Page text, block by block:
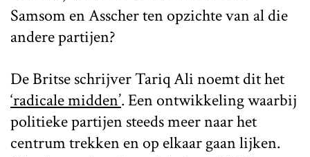
Samsom en Asscher ten opzichte van al die
andere partijen?
De Britse schrijver Tariq Ali noemt dit het
‘radicale midden’. Een ontwikkeling waarbij
politieke partijen steeds meer naar het
centrum trekken en op elkaar gaan lijken.